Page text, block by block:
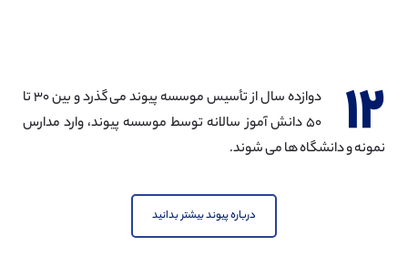
۱۲
دوازده سال از تأسیس موسسه پیوند می گذرد و بین ۳۰ تا
۵۰ دانش آموز سالانه توسط موسسه پیوند، وارد مدارس
نمونه و دانشگاه ها می شوند.
درباره پیوند بیشتر بدانید